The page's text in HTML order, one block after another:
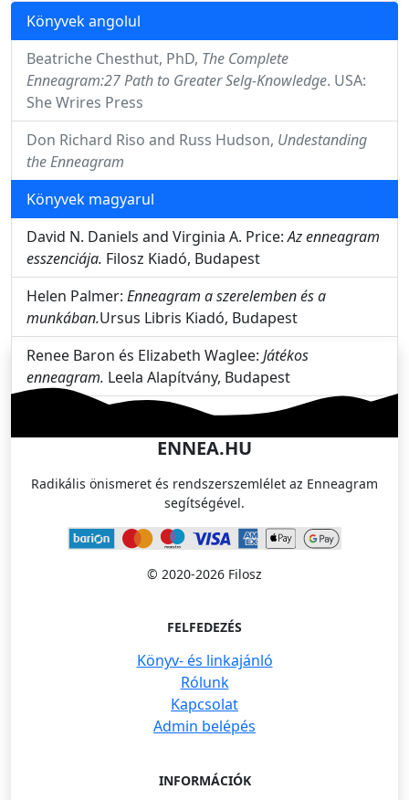
Könyvek angolul
Beatriche Chesthut, PhD, The Complete
Enneagram:27 Path to Greater Selg-Knowledge. USA:
She Wrires Press
Don Richard Riso and Russ Hudson, Undestanding
the Enneagram
Könyvek magyarul
David N. Daniels and Virginia A. Price:Az enneagram
esszenciája. Filosz Kiadó, Budapest
Helen Palmer: Enneagram a szerelemben és a
munkában.Ursus Libris Kiadó, Budapest
Renee Baron és Elizabeth Waglee: Játékos
enneagram. Leela Alapítvány, Budapest
ENNEA.HU
Radikális önismeret és rendszerszemlélet az Enneagram
segítségével.
© 2020-2026 Filosz
FELFEDEZÉS
Könyv- és linkajánló
Rólunk
Kapcsolat
Admin belépés
INFORMÁCIÓK